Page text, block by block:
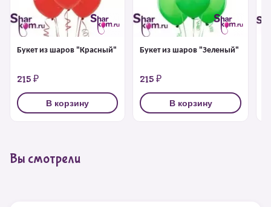
Букет из шаров "Красный"
215 ₽
В корзину
Букет из шаров "Зеленый"
215 ₽
В корзину
Вы смотрели